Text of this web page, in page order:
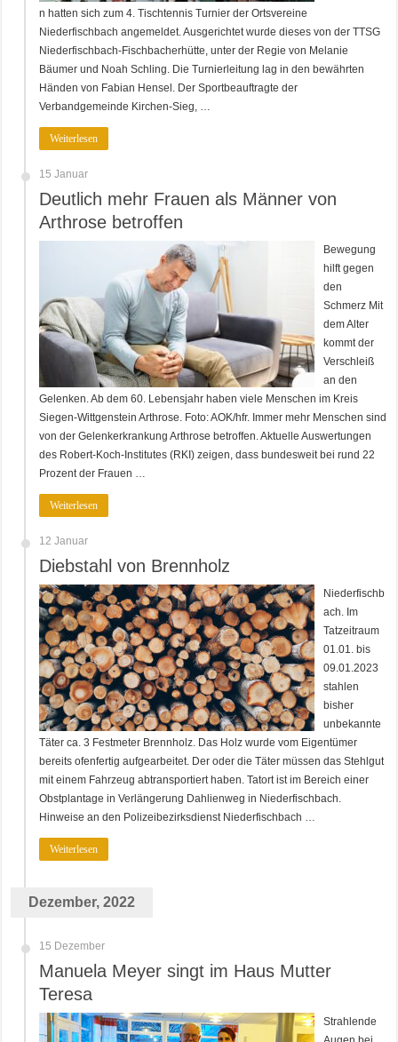
n hatten sich zum 4. Tischtennis Turnier der Ortsvereine
Niederfischbach angemeldet. Ausgerichtet wurde dieses von der TTSG
Niederfischbach-Fischbacherhütte, unter der Regie von Melanie
Bäumer und Noah Schling. Die Turnierleitung lag in den bewährten
Händen von Fabian Hensel. Der Sportbeauftragte der
Verbandgemeinde Kirchen-Sieg, …
Weiterlesen
15 Januar
Deutlich mehr Frauen als Männer von
Arthrose betroffen
Bewegung
hilft gegen
den
Schmerz Mit
dem Alter
kommt der
Verschleiß
an den
Gelenken. Ab dem 60. Lebensjahr haben viele Menschen im Kreis
Siegen-Wittgenstein Arthrose. Foto: AOK/hfr. Immer mehr Menschen sind
von der Gelenkerkrankung Arthrose betroffen. Aktuelle Auswertungen
des Robert-Koch-Institutes (RKI) zeigen, dass bundesweit bei rund 22
Prozent der Frauen …
Weiterlesen
12 Januar
Diebstahl von Brennholz
Niederfischb
ach. Im
Tatzeitraum
01.01. bis
09.01.2023
stahlen
bisher
unbekannte
Täter ca. 3 Festmeter Brennholz. Das Holz wurde vom Eigentümer
bereits ofenfertig aufgearbeitet. Der oder die Täter müssen das Stehlgut
mit einem Fahrzeug abtransportiert haben. Tatort ist im Bereich einer
Obstplantage in Verlängerung Dahlienweg in Niederfischbach.
Hinweise an den Polizeibezirksdienst Niederfischbach …
Weiterlesen
Dezember, 2022
15 Dezember
Manuela Meyer singt im Haus Mutter
Teresa
Strahlende